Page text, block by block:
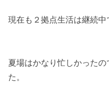
現在も２拠点生活は継続中
夏場はかなり忙しかった
た。